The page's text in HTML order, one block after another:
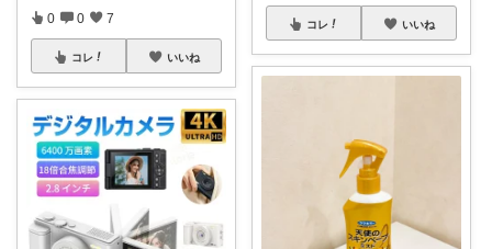
0 0 7
コレ いいね
コレ いいね